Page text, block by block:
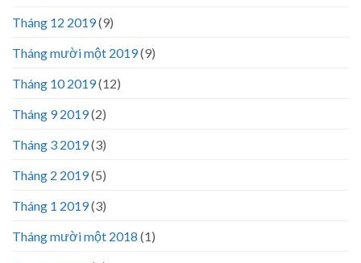
Tháng 12 2019(9)
Tháng mười một 2019(9)
Tháng 10 2019(12)
Tháng 9 2019(2)
Tháng 3 2019(3)
Tháng 2 2019(5)
Tháng 1 2019(3)
Tháng mười một 2018 (1)